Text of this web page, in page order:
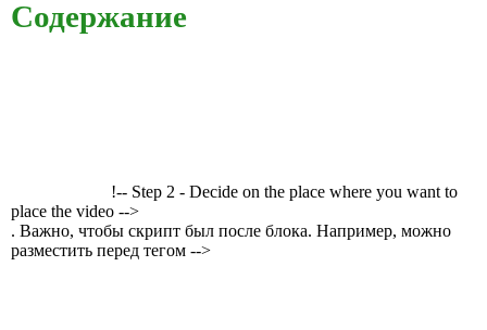
Содержание
!-- Step 2 - Decide on the place where you want to
place the video -->
. Важно, чтобы скрипт был после блока. Например, можно
разместить перед тегом -->